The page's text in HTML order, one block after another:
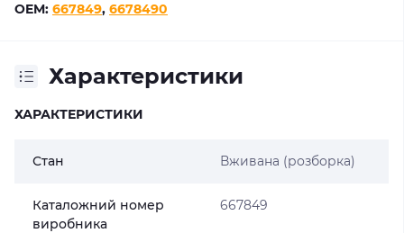
OEM: 667849, 6678490
Характеристики
ХАРАКТЕРИСТИКИ
Стан Вживана (розборка)
Каталожний номер
виробника
667849